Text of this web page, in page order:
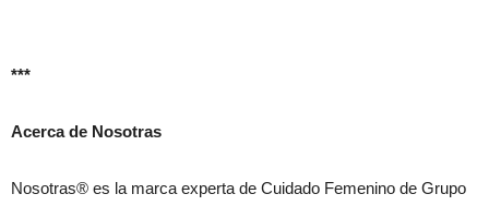
***
Acerca de Nosotras
Nosotras® es la marca experta de Cuidado Femenino de Grupo